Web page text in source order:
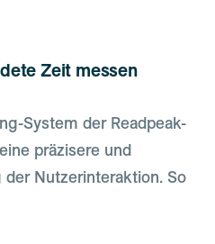
Zeit messen
System der Readpeak-
präzisere und
Nutzerinteraktion. So